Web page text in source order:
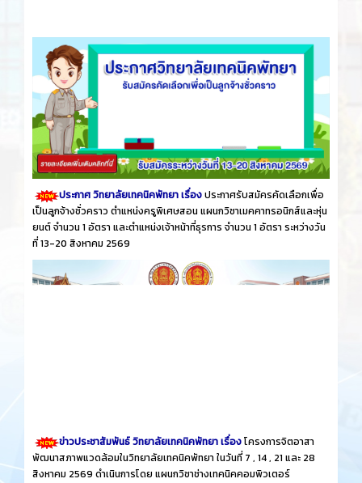
ประกาศ วิทยาลัยเทคนิคพัทยา เรื่องประกาศรับสมัครคัดเลือกเพื่อ
เป็นลูกจ้างชั่วคราว ตำแหน่งครูพิเศษสอน แผนกวิชาเมคคาทรอนิกส์และหุ่น
ยนต์ จำนวน 1 อัตรา และตำแหน่งเจ้าหน้าที่ธุรการ จำนวน 1 อัตรา ระหว่างวัน
ที่ 13-20 สิงหาคม 2569
ข่าวประชาสัมพันธ์ วิทยาลัยเทคนิคพัทยา เรื่องโครงการจิตอาสา
พัฒนาสภาพแวดล้อมในวิทยาลัยเทคนิคพัทยา ในวันที่ 7 , 14 , 21 และ 28
สิงหาคม 2569 ดำเนินการโดย แผนกวิชาช่างเทคนิคคอมพิวเตอร์